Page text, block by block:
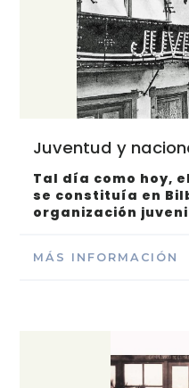
Juventud y
Tal día como hoy,
se constituía en
organización
MÁS INFORMACIÓN